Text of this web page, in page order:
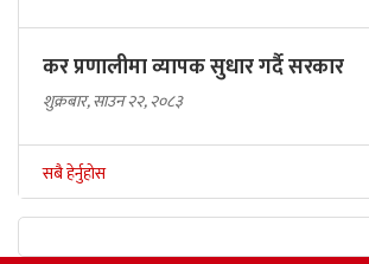
कर प्रणालीमा व्यापक सुधार गर्दै सरकार
शुक्रबार, साउन २२, २०८३
सबै हेर्नुहोस